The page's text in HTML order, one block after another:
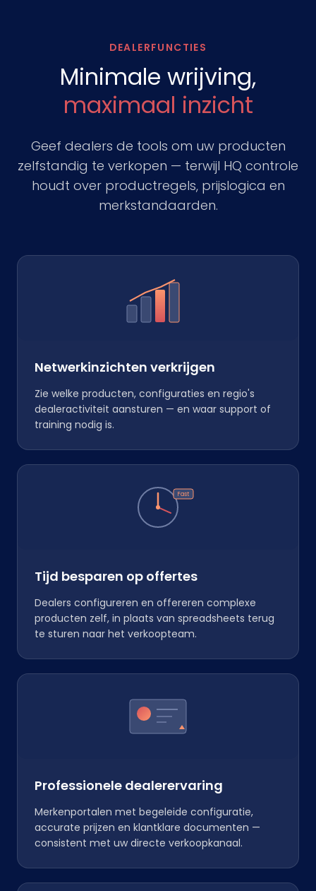
DEALERFUNCTIES
Minimale wrijving,
maximaal inzicht
Geef dealers de tools om uw producten
zelfstandig te verkopen — terwijl HQ controle
houdt over productregels, prijslogica en
merkstandaarden.
Netwerkinzichten verkrijgen
Zie welke producten, configuraties en regio's
dealeractiviteit aansturen — en waar support of
training nodig is.
Fast
Tijd besparen op offertes
Dealers configureren en offereren complexe
producten zelf, in plaats van spreadsheets terug
te sturen naar het verkoopteam.
Professionele dealerervaring
Merkenportalen met begeleide configuratie,
accurate prijzen en klantklare documenten —
consistent met uw directe verkoopkanaal.